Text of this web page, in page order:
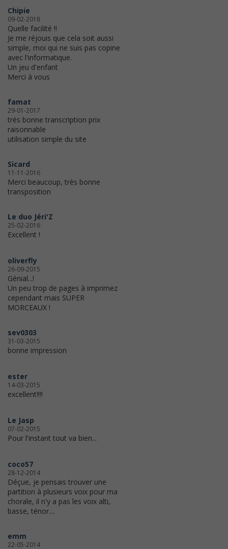
Chipie
09-02-2018
Quelle facilité !!
Je me réjouis que cela soit aussi
simple, moi qui ne suis pas copine
avec l'informatique.
Un jeu d'enfant
Merci à vous
famat
29-01-2017
très bonne transcription prix
raisonnable
utilisation simple du site
Sicard
11-11-2016
Merci beaucoup, très bonne
transposition
Le duo Jéri'Z
25-02-2016
Excellent !
oliverfly
26-09-2015
Génial...!
Un peu trop de pages à imprimez
cependant mais SUPER
MORCEAUX !
sev0303
31-03-2015
bonne impression
ester
14-03-2015
excellent!!!!
Le Jasp
07-02-2015
Pour l'instant tout va bien...
coco57
28-12-2014
Déçue, je pensais trouver une
partition à plusieurs voix pour ma
chorale, il n'y a pas les voix alti,
basse, ténor....
emm
22-05-2014